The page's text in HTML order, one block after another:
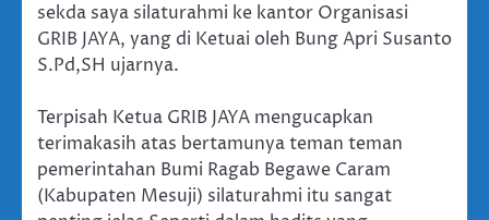
sekda saya silaturahmi ke kantor Organisasi
GRIB JAYA, yang di Ketuai oleh Bung Apri Susanto
S.Pd,SH ujarnya.
Terpisah Ketua GRIB JAYA mengucapkan
terimakasih atas bertamunya teman teman
pemerintahan Bumi Ragab Begawe Caram
(Kabupaten Mesuji) silaturahmi itu sangat